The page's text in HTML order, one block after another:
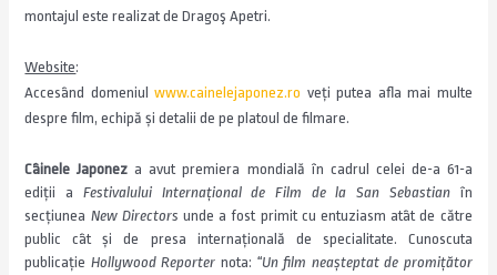
montajul este realizat de Dragoş Apetri.
Website:
Accesând domeniulwww.cainelejaponez.ro veți putea afla mai multe
despre film, echipă și detalii de pe platoul de filmare.
Câinele Japonez a avut premiera mondială în cadrul celei de-a 61-a
ediții a Festivalului Internațional de Film de la San Sebastian în
secțiunea New Directors unde a fost primit cu entuziasm atât de către
public cât și de presa internațională de specialitate. Cunoscuta
publicație Hollywood Reporter nota: “Un film neașteptat de promițător